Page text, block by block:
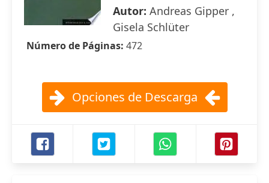
Autor: Andreas Gipper ,
Gisela Schlüter
Número de Páginas: 472
Opciones de Descarga